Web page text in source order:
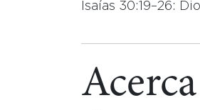
Isaías 30:19–26: